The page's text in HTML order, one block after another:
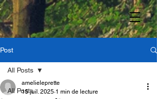
Post
All Posts
All Posts
amelieleprette
15 juil. 2025 1 min de lecture